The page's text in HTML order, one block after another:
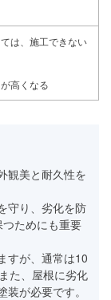
は、施工できない
高くなる
観美と耐久性を
守り、劣化を防
ためにも重要
すが、通常は10
た、屋根に劣化
が必要です。